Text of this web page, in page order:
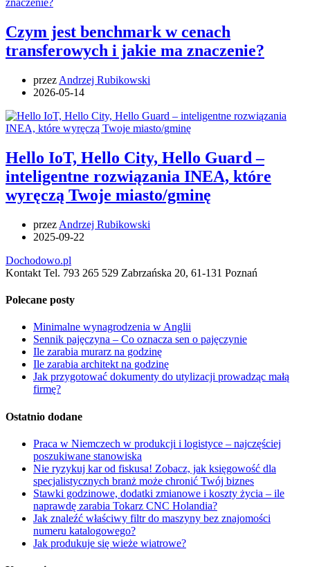
Czym jest benchmark w cenach
transferowych i jakie ma znaczenie?
przez Andrzej Rubikowski
2026-05-14
Hello IoT, Hello City, Hello Guard –
inteligentne rozwiązania INEA, które
wyręczą Twoje miasto/gminę
przez Andrzej Rubikowski
2025-09-22
Dochodowo.pl
Kontakt Tel. 793 265 529 Zabrzańska 20, 61-131 Poznań
Polecane posty
Minimalne wynagrodzenia w Anglii
Sennik pajęczyna – Co oznacza sen o pajęczynie
Ile zarabia murarz na godzinę
Ile zarabia architekt na godzinę
Jak przygotować dokumenty do utylizacji prowadząc małą
firmę?
Ostatnio dodane
Praca w Niemczech w produkcji i logistyce – najczęściej
poszukiwane stanowiska
Nie ryzykuj kar od fiskusa! Zobacz, jak księgowość dla
specjalistycznych branż może chronić Twój biznes
Stawki godzinowe, dodatki zmianowe i koszty życia – ile
naprawdę zarabia Tokarz CNC Holandia?
Jak znaleźć właściwy filtr do maszyny bez znajomości
numeru katalogowego?
Jak produkuje się wieże wiatrowe?